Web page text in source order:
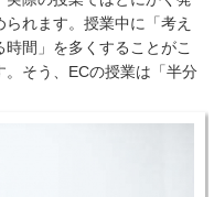
れます。授業中に「考え
間」を多くすることがこ
そう、ECの授業は「半分